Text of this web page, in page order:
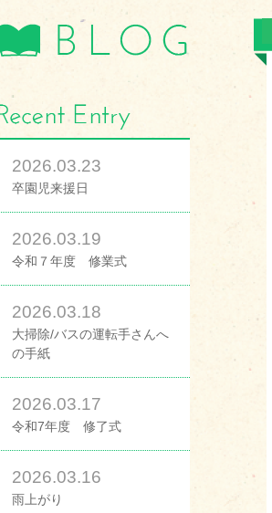
2026.03.23
卒園児来援日
2026.03.19
令和７年度 修業式
2026.03.18
大掃除/バスの運転手さんへ
の手紙
2026.03.17
令和7年度 修了式
2026.03.16
雨上がり